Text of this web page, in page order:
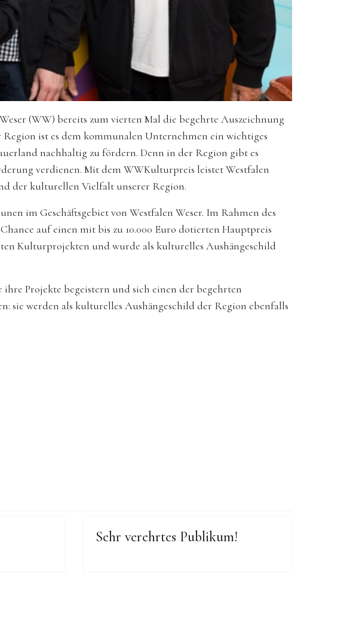
(WW) bereits zum vierten Mal die begehrte Auszeichnung
ist es dem kommunalen Unternehmen ein wichtiges
nachhaltig zu fördern. Denn in der Region gibt es
verdienen. Mit dem WWKulturpreis leistet Westfalen
der kulturellen Vielfalt unserer Region.
im Geschäftsgebiet von Westfalen Weser. Im Rahmen des
auf einen mit bis zu 10.000 Euro dotierten Hauptpreis
Kulturprojekten und wurde als kulturelles Aushängeschild
ihre Projekte begeistern und sich einen der begehrten
sie werden als kulturelles Aushängeschild der Region ebenfalls
Sehr verehrtes Publikum!